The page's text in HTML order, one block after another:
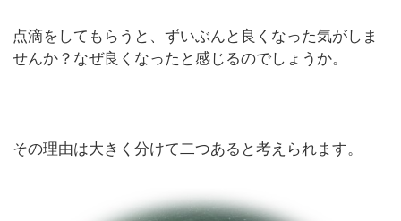
点滴をしてもらうと、ずいぶんと良くなった気がしま
せんか？なぜ良くなったと感じるのでしょうか。
その理由は大きく分けて二つあると考えられます。